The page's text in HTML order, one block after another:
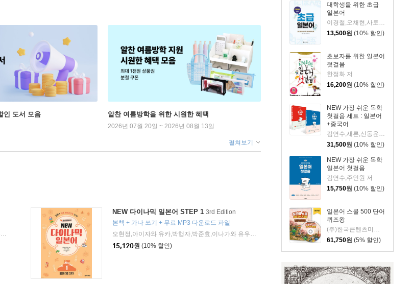
대학생을 위한 초급
일본어
13,500원 (10% 할인)
초보자를 위한 일본어
첫걸음
한정화 저
16,200원 (10% 할인)
NEW 가장 쉬운 독학
첫걸음 세트 : 일본어
+중국어
31,500원 (10% 할인)
NEW 가장 쉬운 독학
일본어 첫걸음
김연수,주인원 저
15,750원 (10% 할인)
일본어 스쿨 500 단어
퀴즈왕
61,750원 (5% 할인)
인 도서 모음 알찬 여름방학을 위한 시원한 혜택
2026년 07월 20일 ~ 2026년 08월 13일
펼쳐보기
오현정,아이자와 유카,박행자,박준효,이나가와 유우키 저
2026년 03월 03일
NEW 다이나믹 일본어 STEP 1 3rd Edition
본책 + 가나 쓰기 + 무료 MP3 다운로드 파일
오현정,아이자와 유카,박행자,박준효,이나가와 유우키 저
| 2026년 03월 03일
15,120원 (10% 할인)